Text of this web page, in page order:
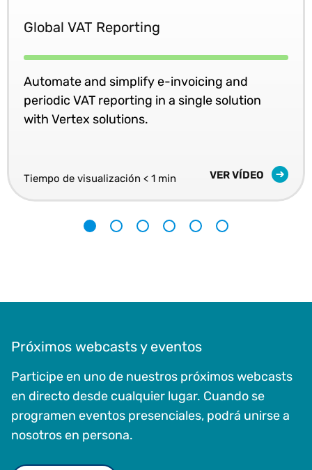
Global VAT Reporting
Automate and simplify e-invoicing and
periodic VAT reporting in a single solution
with Vertex solutions.
Tiempo de visualización < 1 min VER VÍDEO
Próximos webcasts y eventos
Participe en uno de nuestros próximos webcasts
en directo desde cualquier lugar. Cuando se
programen eventos presenciales, podrá unirse a
nosotros en persona.